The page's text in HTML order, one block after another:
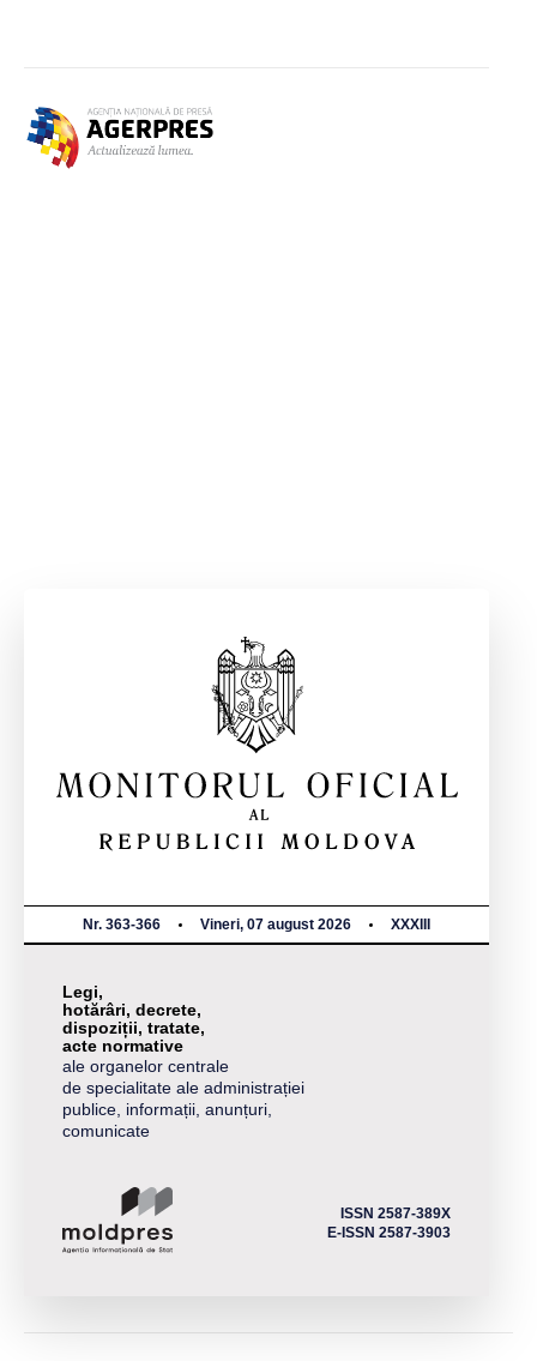
Nr. 363-366 Vineri, 07 august 2026 XXXIII
Legi,
hotărâri, decrete,
dispoziții, tratate,
acte normative
ale organelor centrale
de specialitate ale administrației
publice, informații, anunțuri,
comunicate
ISSN 2587-389X
E-ISSN 2587-3903